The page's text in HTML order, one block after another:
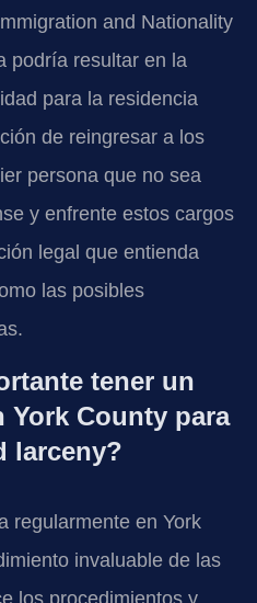
and Nationality
podría resultar en la
para la residencia
de reingresar a los
persona que no sea
y enfrente estos cargos
legal que entienda
las posibles
tener un
York County para
larceny?
regularmente en York
invaluable de las